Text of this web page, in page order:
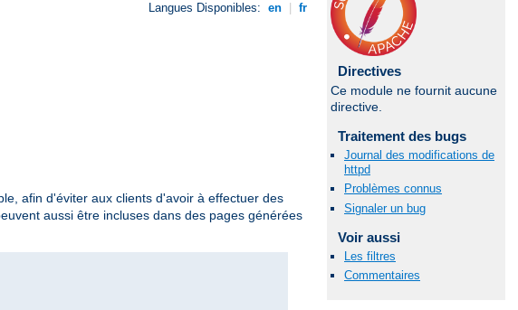
Langues Disponibles: en fr
afin d'éviter aux clients d'avoir à effectuer des
aussi être incluses dans des pages générées
Directives
Ce module ne fournit aucune
directive.
Traitement des bugs
Journal des modifications de
httpd
Problèmes connus
Signaler un bug
Voir aussi
Les filtres
Commentaires